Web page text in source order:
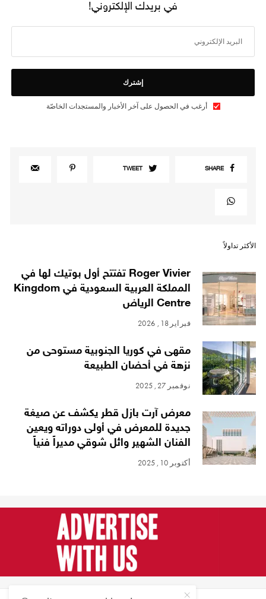
في بريدك الإلكتروني!
إشترك
أرغب في الحصول على آخر الأخبار والمستجدات الخاصّة
SHARE
TWEET
الأكثر تداولاً
Roger Vivier تفتتح أول بوتيك لها في
المملكة العربية السعودية في Kingdom
Centre الرياض
فبراير 18, 2026
مقهى في كوريا الجنوبية مستوحى من
نزهة في أحضان الطبيعة
نوفمبر 27, 2025
معرض آرت بازل قطر يكشف عن صيغة
جديدة للمعرض في أولى دوراته ويعين
الفنان الشهير وائل شوقي مديراً فنياً
أكتوبر 10, 2025